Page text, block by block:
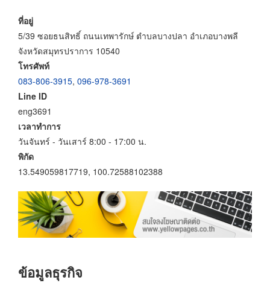
ที่อยู่
5/39 ซอยธนสิทธิ์ ถนนเทพารักษ์ ตำบลบางปลา อำเภอบางพลี
จังหวัดสมุทรปราการ 10540
โทรศัพท์
083-806-3915, 096-978-3691
Line ID
eng3691
เวลาทำการ
วันจันทร์ - วันเสาร์ 8:00 - 17:00 น.
พิกัด
13.549059817719, 100.72588102388
ข้อมูลธุรกิจ